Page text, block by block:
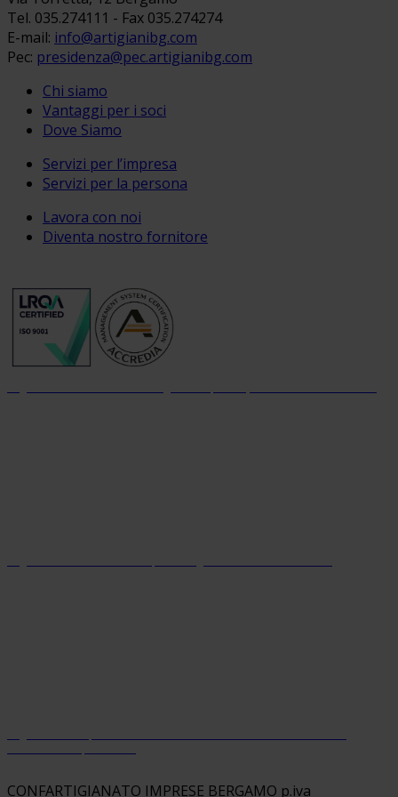
Tel. 035.274111 - Fax 035.274274
E-mail: info@artigianibg.com
Pec: presidenza@pec.artigianibg.com
Chi siamo
Vantaggi per i soci
Dove Siamo
Servizi per l’impresa
Servizi per la persona
Lavora con noi
Diventa nostro fornitore
CONFARTIGIANATO IMPRESE BERGAMO p.iva